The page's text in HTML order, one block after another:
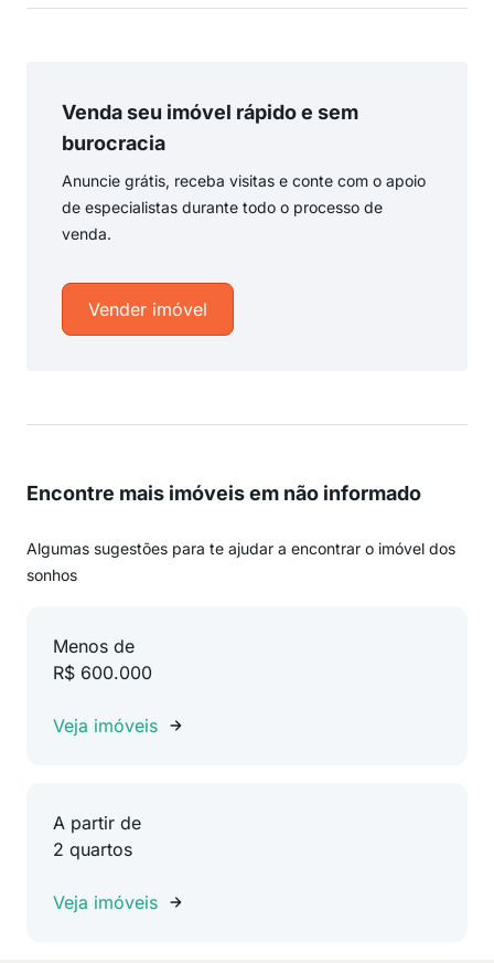
Venda seu imóvel rápido e sem
burocracia
Anuncie grátis, receba visitas e conte com o apoio
de especialistas durante todo o processo de
venda.
Vender imóvel
Encontre mais imóveis em não informado
Algumas sugestões para te ajudar a encontrar o imóvel dos
sonhos
Menos de
R$ 600.000
Veja imóveis
A partir de
2 quartos
Veja imóveis